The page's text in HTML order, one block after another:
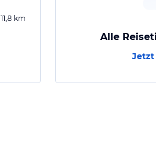
11,8 km
Alle
Jetzt